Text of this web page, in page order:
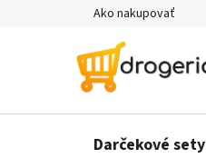
Ako nakupovať
Darčekové sety